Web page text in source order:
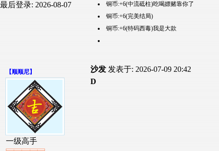
最后登录: 2026-08-07
铜币:+6(中流砥柱)吃喝嫖赌靠你了
铜币:+6(完美结局)
铜币:+6(特码西毒)我是大款
【顺顺尼】
一级高手
沙发 发表于: 2026-07-09 20:42
D